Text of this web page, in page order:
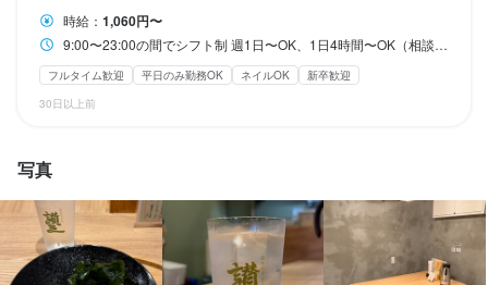
掲載をご検討の店舗様へ
食べログ求人PRESS
利用規約
時給： 1,060円〜
9:00〜23:00の間でシフト制 週1日〜OK、1日4時間〜OK（相談には応じます） 6時間以上8時間未満で45分休憩、8時間以上の場合は1時間休憩 事業の性質上、時間外労働をお願いする場合もございます。（タイムカード内）
フルタイム歓迎 平日のみ勤務OK ネイルOK
新卒歓迎
30日以上前
写真
勤務時間
週1日〜OK、1日4時間〜OK（相談には応じます）
6時間以上8時間未満で45分休憩、8時間以上の場合は1時間休憩
事業の性質上、時間外労働をお願いする場合もございます。（タ
イムカード内）